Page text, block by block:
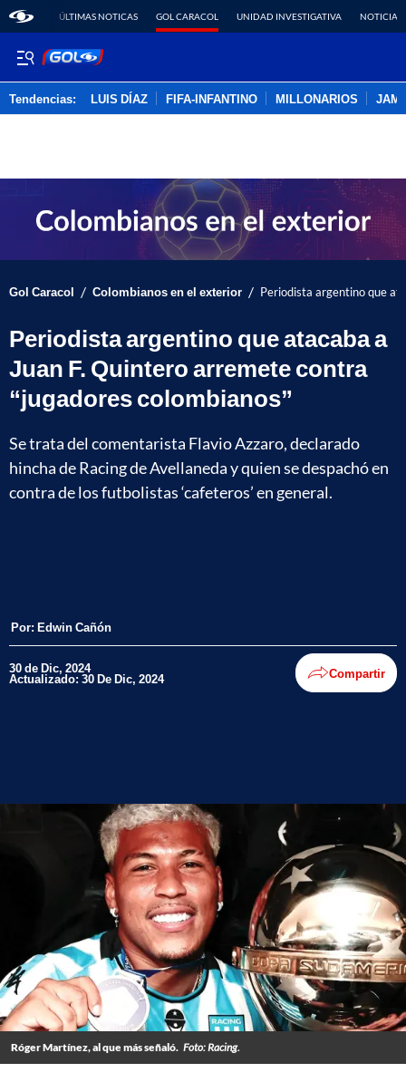
ÚLTIMAS NOTICAS GOL CARACOL UNIDAD INVESTIGATIVA NOTICIAS
Tendencias: LUIS DÍAZ FIFA-INFANTINO MILLONARIOS
Gol Caracol / Colombianos en el exterior / Periodista argentino que
Periodista argentino que atacaba a
Juan F. Quintero arremete contra
“jugadores colombianos”
Se trata del comentarista Flavio Azzaro, declarado
hincha de Racing de Avellaneda y quien se despachó en
contra de los futbolistas ‘cafeteros’ en general.
Por: Edwin Cañón
30 de Dic, 2024
Actualizado: 30 De Dic, 2024 Compartir
Róger Martínez, al que más señaló. Foto: Racing.